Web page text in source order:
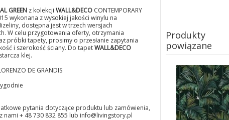
GREEN z kolekcji WALL&DECOCONTEMPORARY
wykonana z wysokiej jakości winylu na
dostępna jest w trzech wersjach
W celu przygotowania oferty, otrzymania
próbki tapety, prosimy o przesłanie zapytania
i szerokość ściany. Do tapetWALL&DECO
klej.
DE GRANDIS
pytania dotyczące produktu lub zamówienia,
nami + 48 730 832 855 lub info@livingstory.pl
Produkty
powiązane